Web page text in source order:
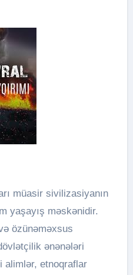
müasir sivilizasiyanın
yaşayış məskənidir.
özünəməxsus
ənənələri
alimlər, etnoqraflar